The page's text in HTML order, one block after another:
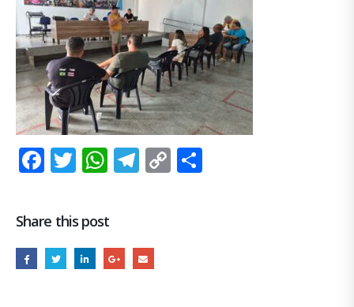
Facebook
Twitter
WhatsApp
Telegram
Copy
Share this post